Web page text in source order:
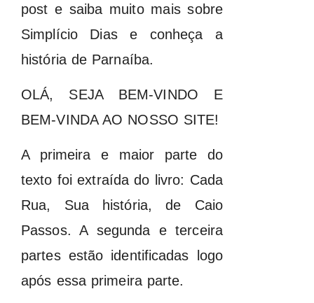
post e saiba muito mais sobre
Simplício Dias e conheça a
história de Parnaíba.
OLÁ, SEJA BEM-VINDO E
BEM-VINDA AO NOSSO SITE!
A primeira e maior parte do
texto foi extraída do livro: Cada
Rua, Sua história, de Caio
Passos. A segunda e terceira
partes estão identificadas logo
após essa primeira parte.